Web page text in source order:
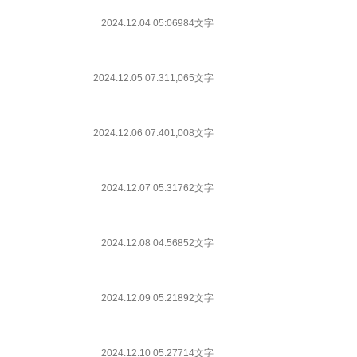
2024.12.04 05:06984文字
2024.12.05 07:311,065文字
2024.12.06 07:401,008文字
2024.12.07 05:31762文字
2024.12.08 04:56852文字
2024.12.09 05:21892文字
2024.12.10 05:27714文字